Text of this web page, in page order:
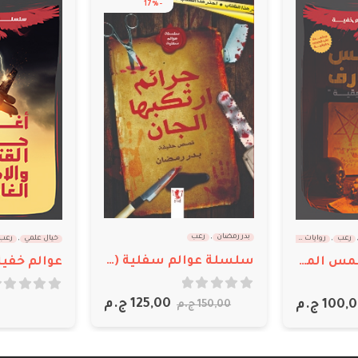
, رعب , روايات قصيرة
عوالم خفية: شمس المعارف
ج.م
-17%
بدر رمضان , رعب
سلسلة عوالم سفلية ( جرائم ارتكبها الجان )
150,00 ج.م 125,00 ج.م
خيال علمي , رعب